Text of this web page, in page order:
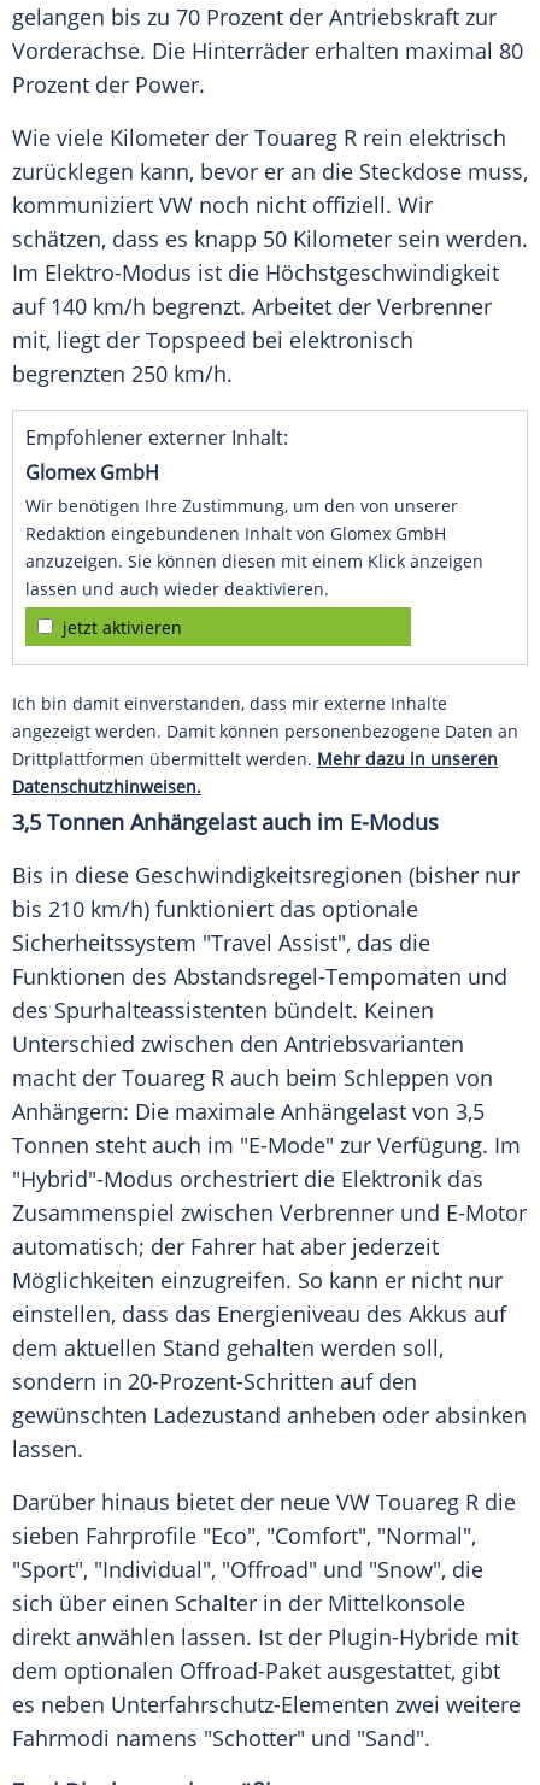
gelangen bis zu 70 Prozent der Antriebskraft zur
Vorderachse. Die Hinterräder erhalten maximal 80
Prozent der Power.
Wie viele Kilometer der Touareg R rein elektrisch
zurücklegen kann, bevor er an die Steckdose muss,
kommuniziert VW noch nicht offiziell. Wir
schätzen, dass es knapp 50 Kilometer sein werden.
Im Elektro-Modus ist die Höchstgeschwindigkeit
auf 140 km/h begrenzt. Arbeitet der Verbrenner
mit, liegt der Topspeed bei elektronisch
begrenzten 250 km/h.
Empfohlener externer Inhalt:
Glomex GmbH
Wir benötigen Ihre Zustimmung, um den von unserer
Redaktion eingebundenen Inhalt von Glomex GmbH
anzuzeigen. Sie können diesen mit einem Klick anzeigen
lassen und auch wieder deaktivieren.
jetzt aktivieren
Ich bin damit einverstanden, dass mir externe Inhalte
angezeigt werden. Damit können personenbezogene Daten an
Drittplattformen übermittelt werden. Mehr dazu in unseren
Datenschutzhinweisen.
3,5 Tonnen Anhängelastauch im E-Modus
Bis in diese Geschwindigkeitsregionen (bisher nur
bis 210 km/h) funktioniert das optionale
Sicherheitssystem "Travel Assist", das die
Funktionen des Abstandsregel-Tempomaten und
des Spurhalteassistenten bündelt. Keinen
Unterschied zwischen den Antriebsvarianten
macht der Touareg R auch beim Schleppen von
Anhängern: Die maximale Anhängelast von 3,5
Tonnen steht auch im "E-Mode" zur Verfügung. Im
"Hybrid"-Modus orchestriert die Elektronik das
Zusammenspiel zwischen Verbrenner und E-Motor
automatisch; der Fahrer hat aber jederzeit
Möglichkeiten einzugreifen. So kann er nicht nur
einstellen, dass das Energieniveau des Akkus auf
dem aktuellen Stand gehalten werden soll,
sondern in 20-Prozent-Schritten auf den
gewünschten Ladezustand anheben oder absinken
lassen.
Darüber hinaus bietet der neue VW Touareg R die
sieben Fahrprofile "Eco", "Comfort", "Normal",
"Sport", "Individual", "Offroad" und "Snow", die
sich über einen Schalter in der Mittelkonsole
direkt anwählen lassen. Ist der Plugin-Hybride mit
dem optionalen Offroad-Paket ausgestattet, gibt
es neben Unterfahrschutz-Elementen zwei weitere
Fahrmodi namens "Schotter" und "Sand".